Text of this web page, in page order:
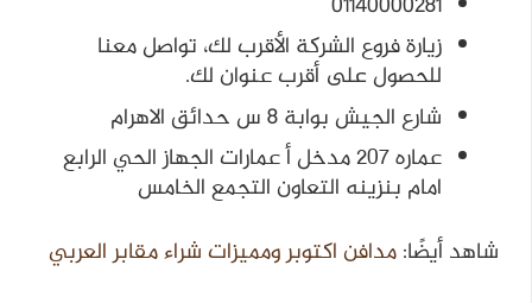
زيارة فروع الشركة الأقرب لك، تواصل معنا
للحصول على أقرب عنوان لك.
شارع الجيش بوابة 8 س حدائق الاهرام
عماره ٢٠٧ مدخل أ عمارات الجهاز الحي الرابع
امام بنزينه التعاون التجمع الخامس
شاهد أيضًا:مدافن اكتوبر ومميزات شراء مقابر العربي